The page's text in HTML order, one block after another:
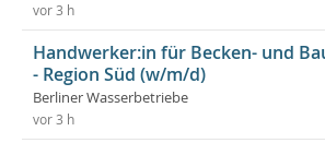
vor 3 h
Handwerker:in für Becken- und
- Region Süd (w/m/d)
Berliner Wasserbetriebe
vor 3 h